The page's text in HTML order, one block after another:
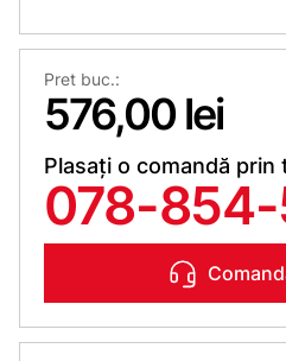
Pret buc.:
576,00 lei
Plasați o comandă prin
078-